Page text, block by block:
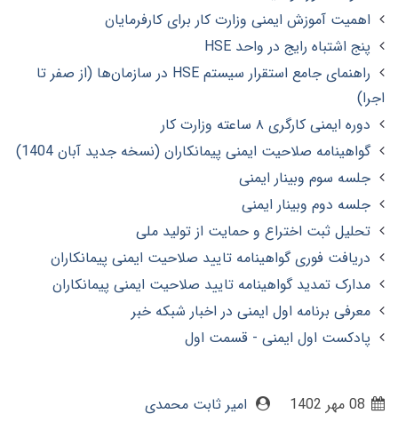
اهمیت آموزش ایمنی وزارت کار برای کارفرمایان
پنج اشتباه رایج در واحد HSE
راهنمای جامع استقرار سیستم HSE در سازمان‌ها (از صفر تا
اجرا)
دوره ایمنی کارگری ۸ ساعته وزارت کار
گواهینامه صلاحیت ایمنی پیمانکاران (نسخه جدید آبان 1404)
جلسه سوم وبینار ایمنی
جلسه دوم وبینار ایمنی
تحلیل ثبت اختراع و حمایت از تولید ملی
دریافت فوری گواهینامه تایید صلاحیت ایمنی پیمانکاران
مدارک تمدید گواهینامه تایید صلاحیت ایمنی پیمانکاران
معرفی برنامه اول ایمنی در اخبار شبکه خبر
پادکست اول ایمنی - قسمت اول
امیر ثابت محمدی